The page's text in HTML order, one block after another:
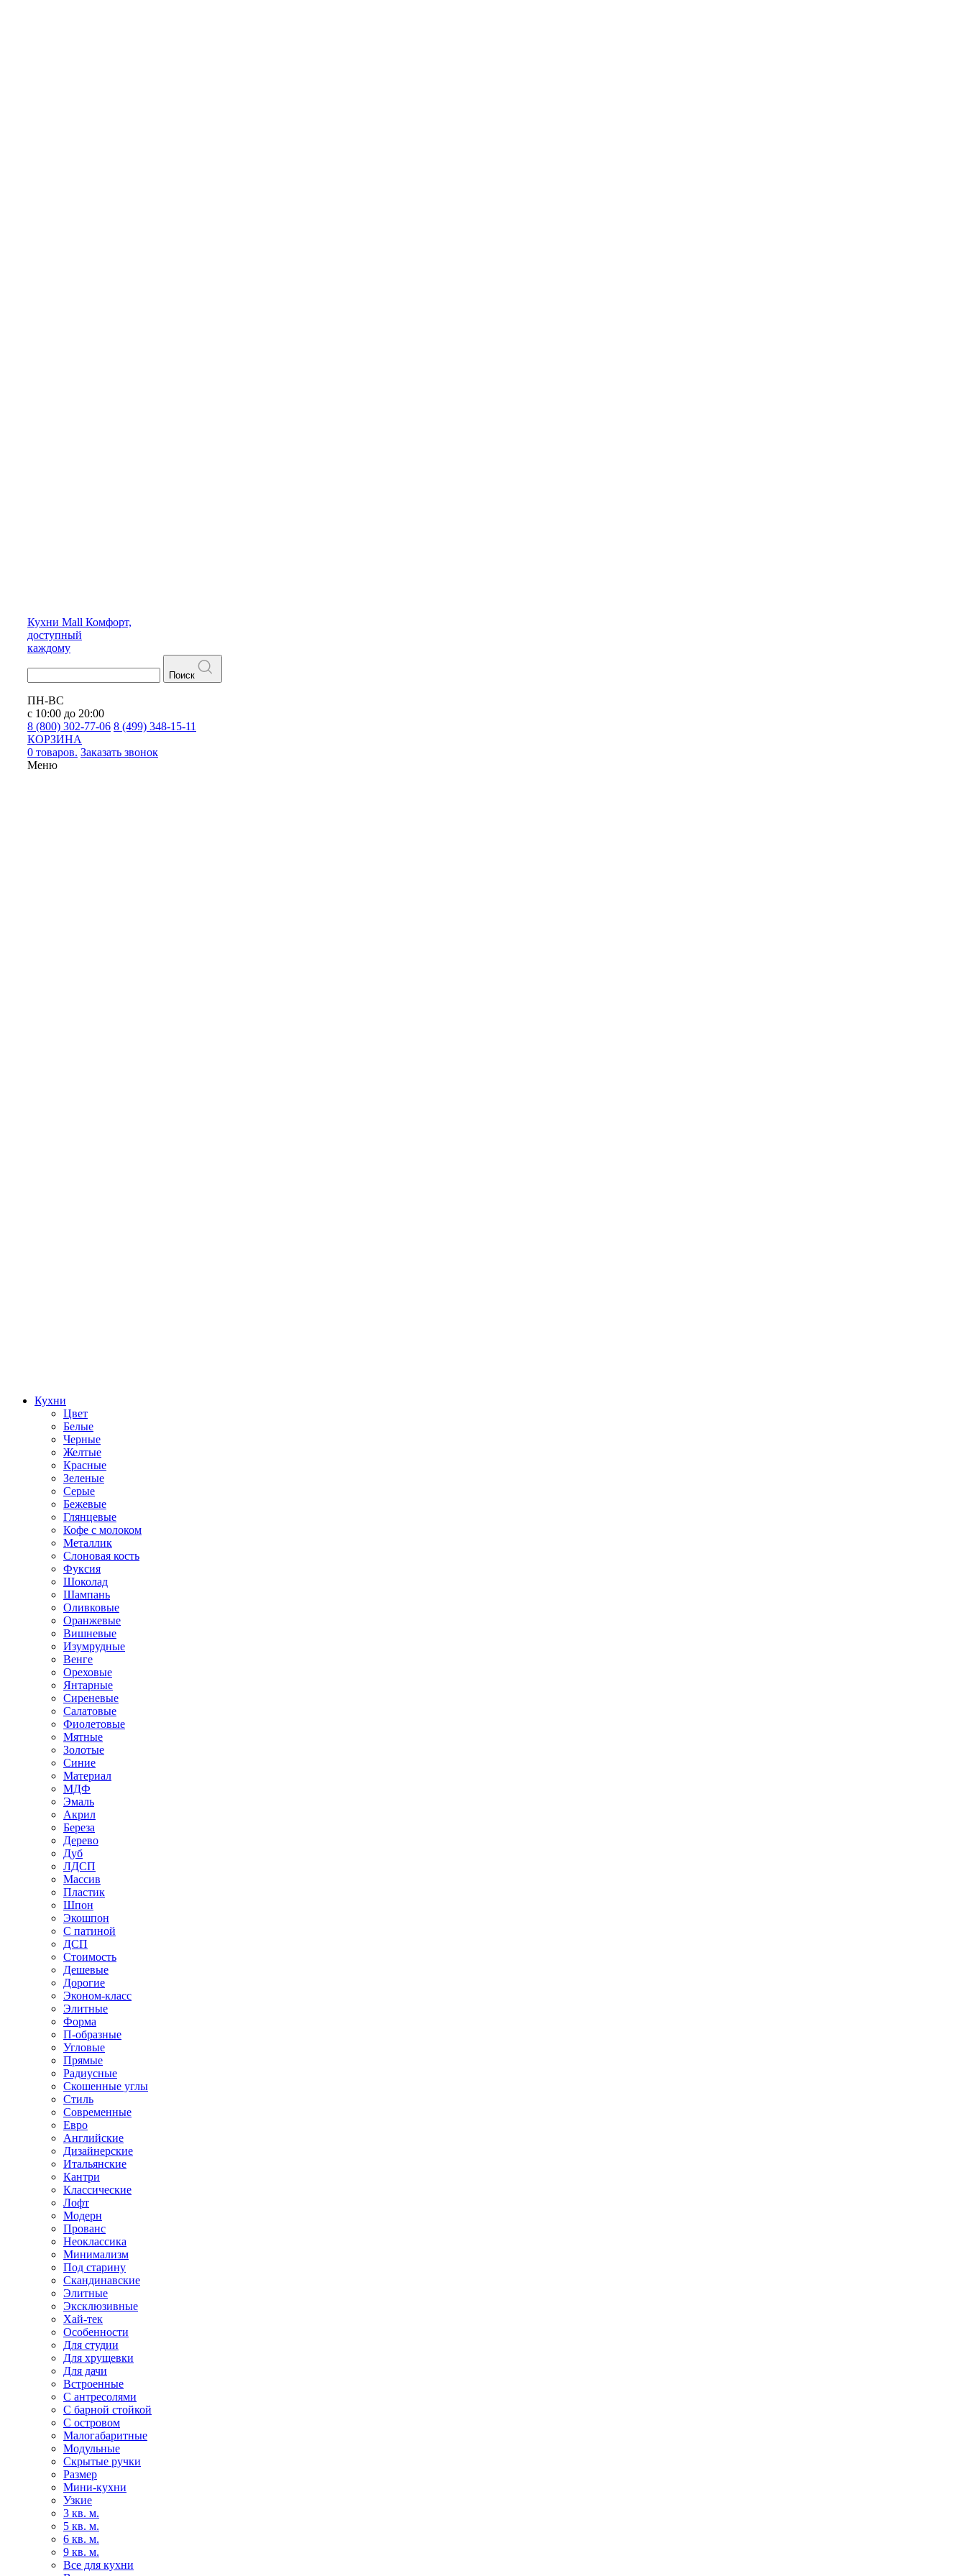
Кухни Mall Комфорт,
доступный
каждому
Поиск
ПН-ВС
с 10:00 до 20:00
8 (800) 302-77-06 8 (499) 348-15-11
КОРЗИНА
0 товаров. Заказать звонок
Меню
Кухни
Цвет
Белые
Черные
Желтые
Красные
Зеленые
Серые
Бежевые
Глянцевые
Кофе с молоком
Металлик
Слоновая кость
Фуксия
Шоколад
Шампань
Оливковые
Оранжевые
Вишневые
Изумрудные
Венге
Ореховые
Янтарные
Сиреневые
Салатовые
Фиолетовые
Мятные
Золотые
Синие
Материал
МДФ
Эмаль
Акрил
Береза
Дерево
Дуб
ЛДСП
Массив
Пластик
Шпон
Экошпон
С патиной
ДСП
Стоимость
Дешевые
Дорогие
Эконом-класс
Элитные
Форма
П-образные
Угловые
Прямые
Радиусные
Скошенные углы
Стиль
Современные
Евро
Английские
Дизайнерские
Итальянские
Кантри
Классические
Лофт
Модерн
Прованс
Неоклассика
Минимализм
Под старину
Скандинавские
Элитные
Эксклюзивные
Хай-тек
Особенности
Для студии
Для хрущевки
Для дачи
Встроенные
С антресолями
С барной стойкой
С островом
Малогабаритные
Модульные
Скрытые ручки
Размер
Мини-кухни
Узкие
3 кв. м.
5 кв. м.
6 кв. м.
9 кв. м.
Все для кухни